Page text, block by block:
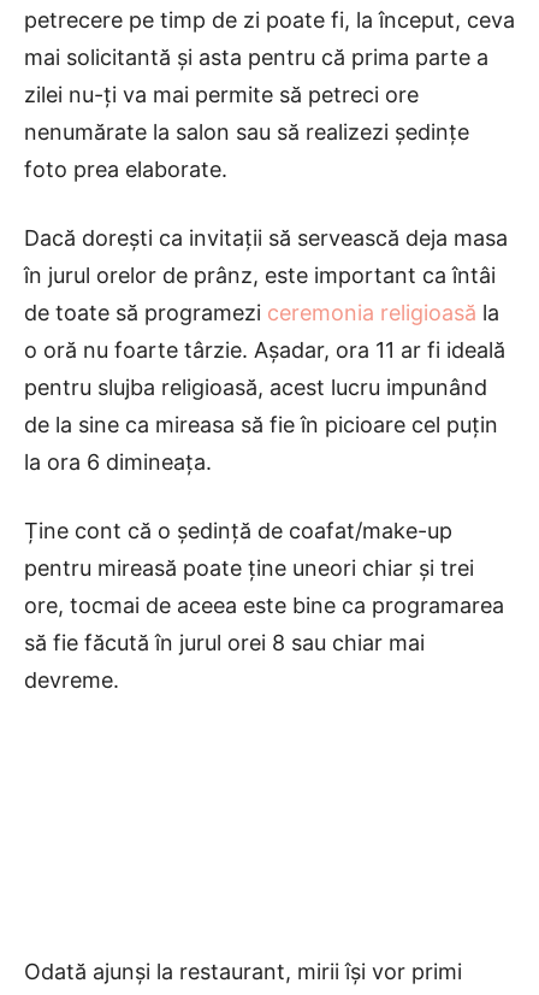
petrecere pe timp de zi poate fi, la început, ceva
mai solicitantă și asta pentru că prima parte a
zilei nu-ți va mai permite să petreci ore
nenumărate la salon sau să realizezi ședințe
foto prea elaborate.
Dacă dorești ca invitații să servească deja masa
în jurul orelor de prânz, este important ca întâi
de toate să programezi ceremonia religioasă la
o oră nu foarte târzie. Așadar, ora 11 ar fi ideală
pentru slujba religioasă, acest lucru impunând
de la sine ca mireasa să fie în picioare cel puțin
la ora 6 dimineața.
Ține cont că o ședință de coafat/make-up
pentru mireasă poate ține uneori chiar și trei
ore, tocmai de aceea este bine ca programarea
să fie făcută în jurul orei 8 sau chiar mai
devreme.
Odată ajunși la restaurant, mirii își vor primi